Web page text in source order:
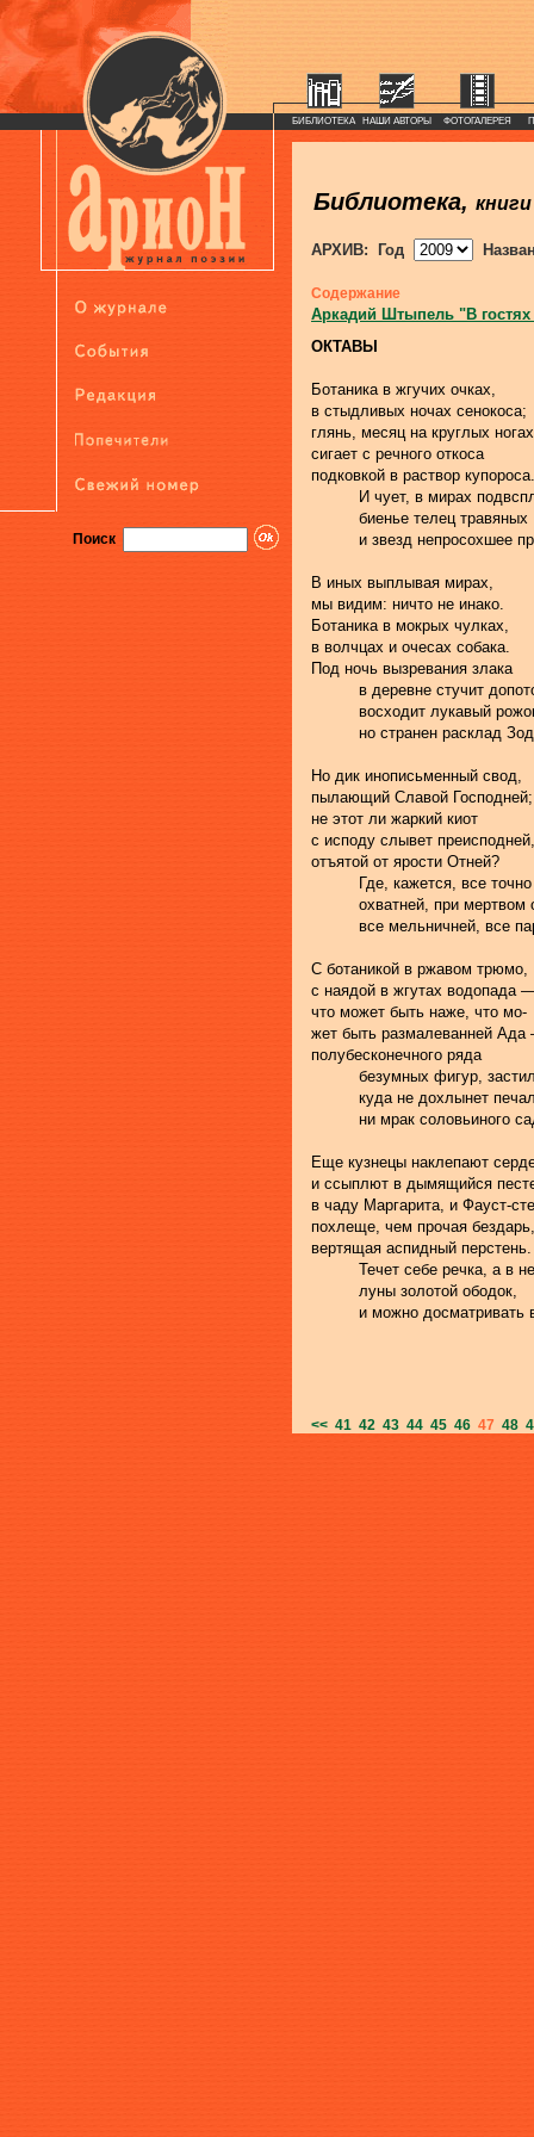
Поиск
БИБЛИОТЕКА НАШИ АВТОРЫ ФОТОГАЛЕРЕЯ
Библиотека, книги
АРХИВ: Год
Содержание
Аркадий Штыпель "В
ОКТАВЫ
Ботаника в жгучих очках,
в стыдливых ночах сенокоса;
глянь, месяц на круглых ногах
сигает с речного откоса
подковкой в раствор купороса.
И чует, в мирах
          биенье телец травяных
и звезд непросохшее
В иных выплывая мирах,
мы видим: ничто не инако.
Ботаника в мокрых чулках,
в волчцах и очесах собака.
Под ночь вызревания злака
в деревне стучит
восходит лукавый
но странен расклад
Но дик инописьменный свод,
пылающий Славой Господней;
не этот ли жаркий киот
с исподу слывет преисподней,
отъятой от ярости Отней?
Где, кажется, все
охватней, при
все мельничней, все
С ботаникой в ржавом трюмо,
с наядой в жгутах водопада
что может быть наже, что мо-
жет быть размалеванней
полубесконечного ряда
безумных фигур,
куда не дохлынет
ни мрак соловьиного
Еще кузнецы наклепают
и ссыплют в дымящийся
в чаду Маргарита, и Фауст-
похлеще, чем прочая бездарь,
вертящая аспидный перстень.
Течет себе речка, а в
          луны золотой ободок,
и можно досматривать
<< 41 42 43 44 45 46 47 48